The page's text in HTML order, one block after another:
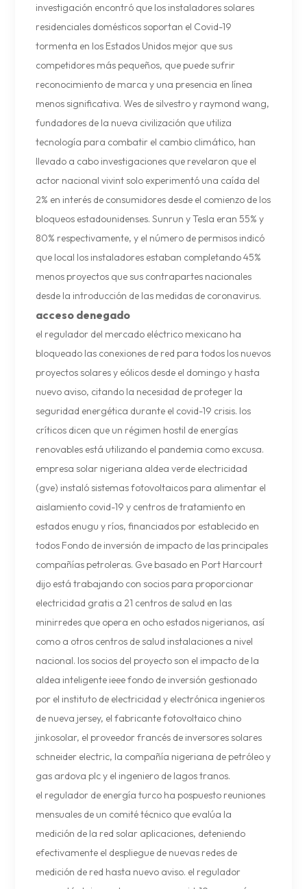
investigación encontró que los instaladores solares
residenciales domésticos soportan el Covid-19
tormenta en los Estados Unidos mejor que sus
competidores más pequeños, que puede sufrir
reconocimiento de marca y una presencia en línea
menos significativa. Wes de silvestro y raymond wang,
fundadores de la nueva civilización que utiliza
tecnología para combatir el cambio climático, han
llevado a cabo investigaciones que revelaron que el
actor nacional vivint solo experimentó una caída del
2% en interés de consumidores desde el comienzo de los
bloqueos estadounidenses. Sunrun y Tesla eran 55% y
80% respectivamente, y el número de permisos indicó
que local los instaladores estaban completando 45%
menos proyectos que sus contrapartes nacionales
desde la introducción de las medidas de coronavirus.
acceso denegado
el regulador del mercado eléctrico mexicano ha
bloqueado las conexiones de red para todos los nuevos
proyectos solares y eólicos desde el domingo y hasta
nuevo aviso, citando la necesidad de proteger la
seguridad energética durante el covid-19 crisis. los
críticos dicen que un régimen hostil de energías
renovables está utilizando el pandemia como excusa.
empresa solar nigeriana aldea verde electricidad
(gve) instaló sistemas fotovoltaicos para alimentar el
aislamiento covid-19 y centros de tratamiento en
estados enugu y ríos, financiados por establecido en
todos Fondo de inversión de impacto de las principales
compañías petroleras. Gve basado en Port Harcourt
dijo está trabajando con socios para proporcionar
electricidad gratis a 21 centros de salud en las
minirredes que opera en ocho estados nigerianos, así
como a otros centros de salud instalaciones a nivel
nacional. los socios del proyecto son el impacto de la
aldea inteligente ieee fondo de inversión gestionado
por el instituto de electricidad y electrónica ingenieros
de nueva jersey, el fabricante fotovoltaico chino
jinkosolar, el proveedor francés de inversores solares
schneider electric, la compañía nigeriana de petróleo y
gas ardova plc y el ingeniero de lagos tranos.
el regulador de energía turco ha pospuesto reuniones
mensuales de un comité técnico que evalúa la
medición de la red solar aplicaciones, deteniendo
efectivamente el despliegue de nuevas redes de
medición de red hasta nuevo aviso. el regulador